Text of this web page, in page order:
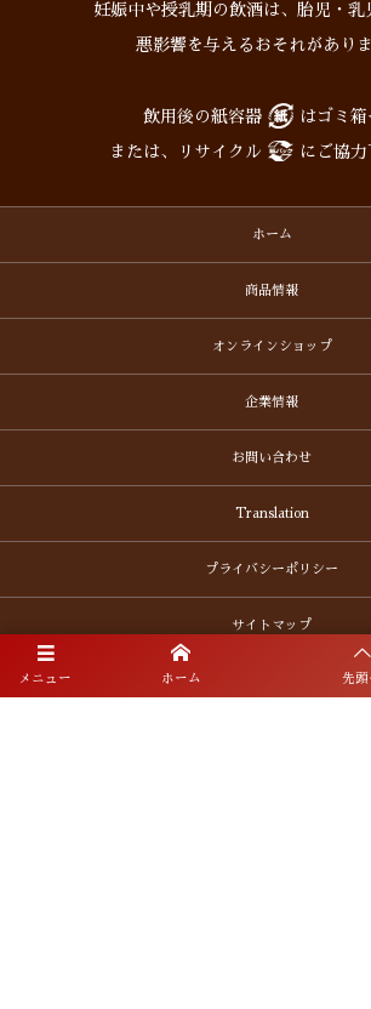
メニュー ホーム 先頭
妊娠中や授乳期の飲酒は、胎児・乳
悪影響を与えるおそれがありま
飲用後の紙容器 はゴミ箱
または、リサイクル にご協力
ホーム
商品情報
オンラインショップ
企業情報
お問い合わせ
Translation
プライバシーポリシー
サイトマップ